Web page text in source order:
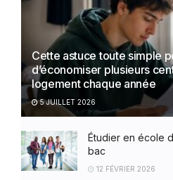
Cette astuce toute simple
d’économiser plusieurs
logement chaque année
5 JUILLET 2026
Étudier en école
bac
12 FÉVRIER 2026